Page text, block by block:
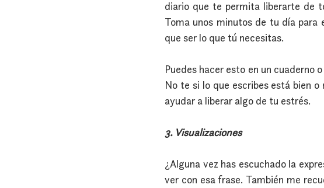
diario que te permita liberarte de
Toma unos minutos de tu día
que ser lo que tú necesitas.
Puedes hacer esto en un cuaderno
No te si lo que escribes está bien
ayudar a liberar algo de tu estrés.
3. Visualizaciones
¿Alguna vez has escuchado la
ver con esa frase. También me